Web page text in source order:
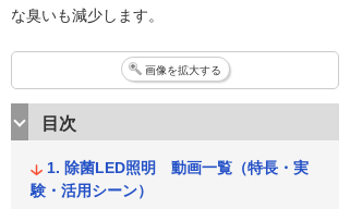
な臭いも減少します。
画像を拡大する
目次
除菌LED照明 動画一覧（特長・実
験・活用シーン）